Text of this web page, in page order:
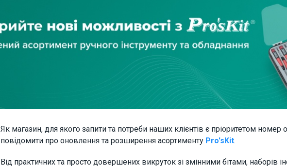
Як магазин, для якого запити та потреби наших клієнтів є пріоритетом номер
повідомити про оновлення та розширення асортименту Pro'sKit.
Від практичних та просто довершених викруток зі змінними бітами, наборів